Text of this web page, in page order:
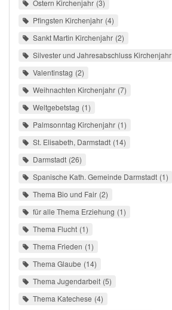
Ostern Kirchenjahr 3
Pfingsten Kirchenjahr 4
Sankt Martin Kirchenjahr 2
Silvester und Jahresabschluss Kirchenjahr
Valentinstag 2
Weihnachten Kirchenjahr 7
Weltgebetstag 1
Palmsonntag Kirchenjahr 1
St. Elisabeth, Darmstadt 14
Darmstadt 26
Spanische Kath. Gemeinde Darmstadt 1
Thema Bio und Fair 2
für alle Thema Erziehung 1
Thema Flucht 1
Thema Frieden 1
Thema Glaube 14
Thema Jugendarbeit 5
Thema Katechese 4